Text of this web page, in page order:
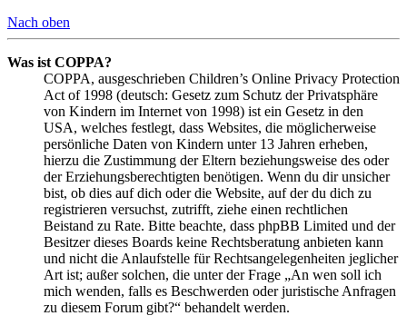
Nach oben
Was ist COPPA?
COPPA, ausgeschrieben Children’s Online Privacy Protection
Act of 1998 (deutsch: Gesetz zum Schutz der Privatsphäre
von Kindern im Internet von 1998) ist ein Gesetz in den
USA, welches festlegt, dass Websites, die möglicherweise
persönliche Daten von Kindern unter 13 Jahren erheben,
hierzu die Zustimmung der Eltern beziehungsweise des oder
der Erziehungsberechtigten benötigen. Wenn du dir unsicher
bist, ob dies auf dich oder die Website, auf der du dich zu
registrieren versuchst, zutrifft, ziehe einen rechtlichen
Beistand zu Rate. Bitte beachte, dass phpBB Limited und der
Besitzer dieses Boards keine Rechtsberatung anbieten kann
und nicht die Anlaufstelle für Rechtsangelegenheiten jeglicher
Art ist; außer solchen, die unter der Frage „An wen soll ich
mich wenden, falls es Beschwerden oder juristische Anfragen
zu diesem Forum gibt?“ behandelt werden.